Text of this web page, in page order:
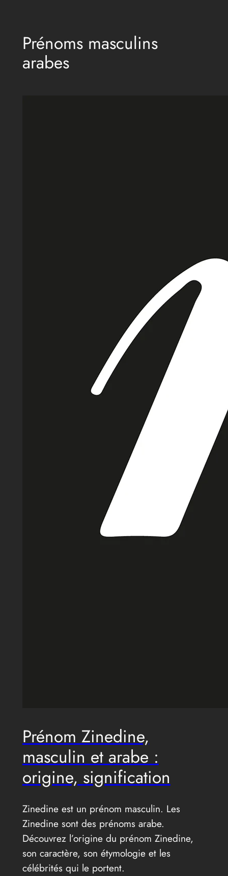
contenuPrénoms masculins
arabes
Prénom Zinedine,
masculin et arabe :
origine, signification
Zinedine est un prénom masculin. Les
Zinedine sont des prénoms arabe.
Découvrez l’origine du prénom Zinedine,
son caractère, son étymologie et les
célébrités qui le portent.